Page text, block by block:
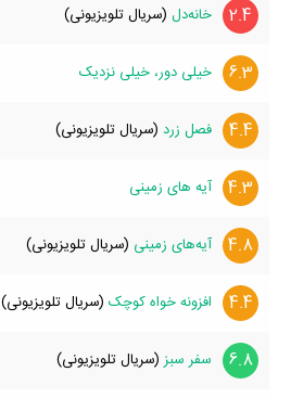
2.4 خانه‌دل (سریال تلویزیونی)
6.3 خیلی دور، خیلی نزدیک
4.4 فصل‌ زرد (سریال تلویزیونی)
4.3 آیه های زمینی
4.8 آیه‌های زمینی (سریال تلویزیونی)
4.4 افزونه خواه کوچک (سریال تلویزیونی)
6.8 سفر سبز (سریال تلویزیونی)